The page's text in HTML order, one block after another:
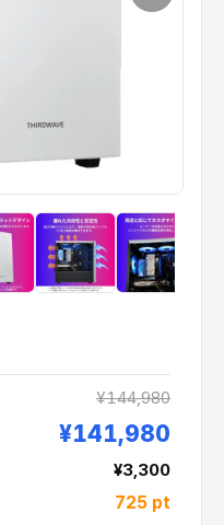
¥144,980
¥141,980
¥3,300
725 pt